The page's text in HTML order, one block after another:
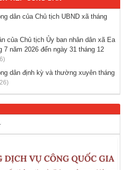
định danh tính trên địa bàn xã Ea
dân của Chủ tịch UBND xã tháng
của Chủ tịch Ủy ban nhân dân xã Ea
7 năm 2026 đến ngày 31 tháng 12
dân định kỳ và thường xuyên tháng